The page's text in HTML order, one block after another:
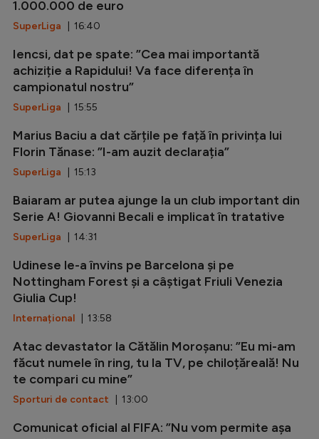
1.000.000 de euro
SuperLiga | 16:40
Iencsi, dat pe spate: ”Cea mai importantă
achiziție a Rapidului! Va face diferența în
campionatul nostru”
SuperLiga | 15:55
Marius Baciu a dat cărțile pe față în privința lui
Florin Tănase: ”I-am auzit declarația”
SuperLiga | 15:13
Baiaram ar putea ajunge la un club important din
Serie A! Giovanni Becali e implicat în tratative
SuperLiga | 14:31
Udinese le-a învins pe Barcelona și pe
Nottingham Forest și a câștigat Friuli Venezia
Giulia Cup!
Internațional | 13:58
Atac devastator la Cătălin Moroșanu: ”Eu mi-am
făcut numele în ring, tu la TV, pe chiloțăreală! Nu
te compari cu mine”
Sporturi de contact | 13:00
Comunicat oficial al FIFA: ”Nu vom permite așa